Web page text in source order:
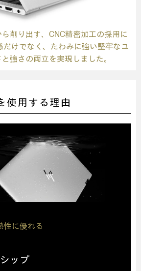
削り出す、 CNC精密加工の採用に
けでなく、 たわみに強い堅牢なユ
強さの両立を実現しました。
使用する理由
性に優れる
ップ